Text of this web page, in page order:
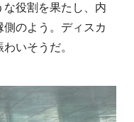
な役割を果たし、内
のよう。ディスカ
いそうだ。